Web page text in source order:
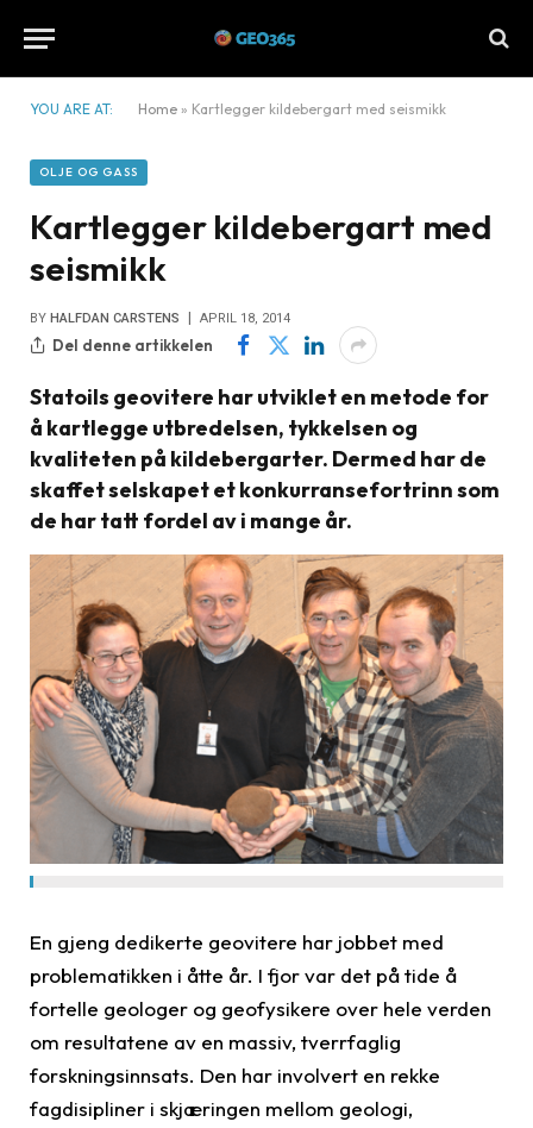
YOU ARE AT: Home » Kartlegger kildebergart med seismikk
OLJE OG GASS
Kartlegger kildebergart med
seismikk
BY HALFDAN CARSTENS APRIL 18, 2014
Del denne artikkelen
Statoils geovitere har utviklet en metode for
å kartlegge utbredelsen, tykkelsen og
kvaliteten på kildebergarter. Dermed har de
skaffet selskapet et konkurransefortrinn som
de har tatt fordel av i mange år.
En gjeng dedikerte geovitere har jobbet med
problematikken i åtte år. I fjor var det på tide å
fortelle geologer og geofysikere over hele verden
om resultatene av en massiv, tverrfaglig
forskningsinnsats. Den har involvert en rekke
fagdisipliner i skjæringen mellom geologi,